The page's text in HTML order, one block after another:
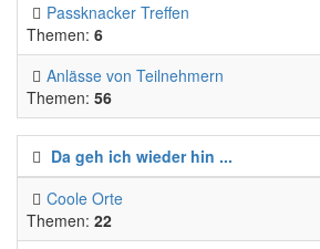
Passknacker Treffen
Themen: 6
Anlässe von Teilnehmern
Themen: 56
Da geh ich wieder hin ...
Coole Orte
Themen: 22